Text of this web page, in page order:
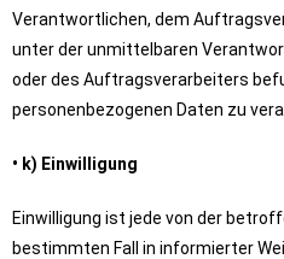
Verantwortlichen, dem
unter der unmittelbaren
oder des Auftragsverarbeiters
personenbezogenen Daten zu
• k) Einwilligung
Einwilligung ist jede von der
bestimmten Fall in informierter